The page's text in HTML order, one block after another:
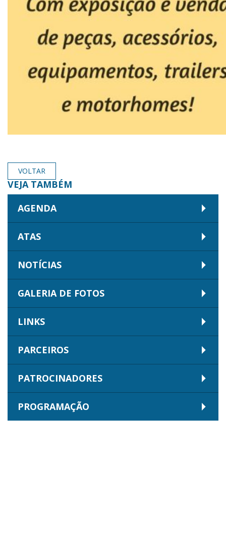
VOLTAR
VEJA TAMBÉM
AGENDA
ATAS
NOTÍCIAS
GALERIA DE FOTOS
LINKS
PARCEIROS
PATROCINADORES
PROGRAMAÇÃO